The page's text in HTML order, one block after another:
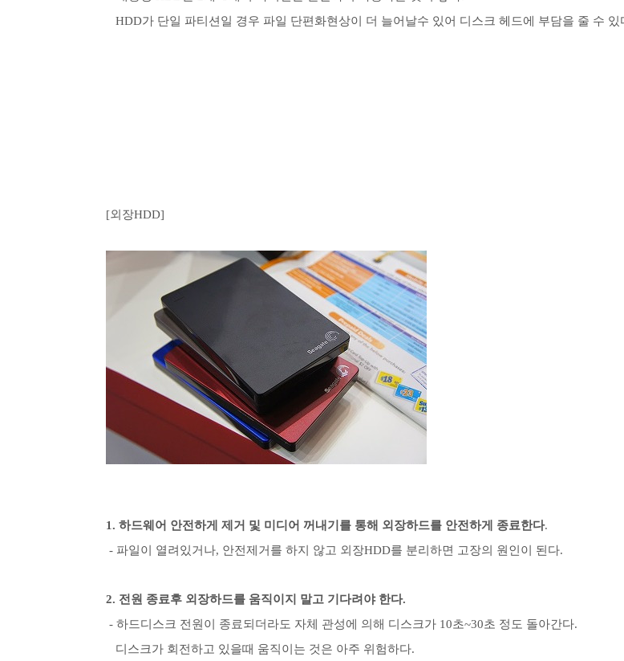
HDD가 단일 파티션일 경우 파일 단편화현상이 더 늘어날수 있어 디스크 헤드에 부담을 줄 수 있
[외장HDD]
1. 하드웨어 안전하게 제거 및 미디어 꺼내기를 통해 외장하드를 안전하게 종료한다.
- 파일이 열려있거나, 안전제거를 하지 않고 외장HDD를 분리하면 고장의 원인이 된다.
2. 전원 종료후 외장하드를 움직이지 말고 기다려야 한다.
- 하드디스크 전원이 종료되더라도 자체 관성에 의해 디스크가 10초~30초 정도 돌아간다.
디스크가 회전하고 있을때 움직이는 것은 아주 위험하다.